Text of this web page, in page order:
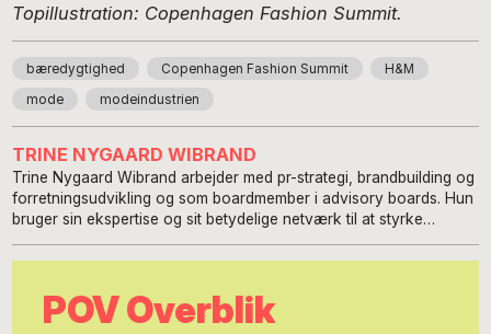
Topillustration: Copenhagen Fashion Summit.
bæredygtighed Copenhagen Fashion Summit H&M
mode modeindustrien
TRINE NYGAARD WIBRAND
Trine Nygaard Wibrand arbejder med pr-strategi, brandbuilding og
forretningsudvikling og som boardmember i advisory boards. Hun
bruger sin ekspertise og sit betydelige netværk til at styrke
uddannet journalist i USA speciale i Magazine Journalism.
med fokus på social psychology. Hun har altid skrevet for kvinder
og som regel også om kvinder og emnerne har altid været de helt
POV Overblik